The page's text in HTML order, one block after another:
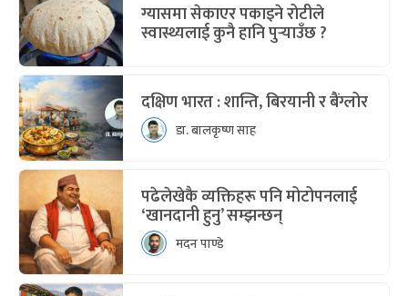
ग्यासमा सेकाएर पकाइने रोटीले
स्वास्थ्यलाई कुनै हानि पुर्‍याउँछ ?
दक्षिण भारत : शान्ति, बिरयानी र बैंग्लोर
डा. बालकृष्ण साह
पढेलेखेकै व्यक्तिहरू पनि मोटोपनलाई
‘खानदानी हुनु’ सम्झन्छन्
मदन पाण्डे